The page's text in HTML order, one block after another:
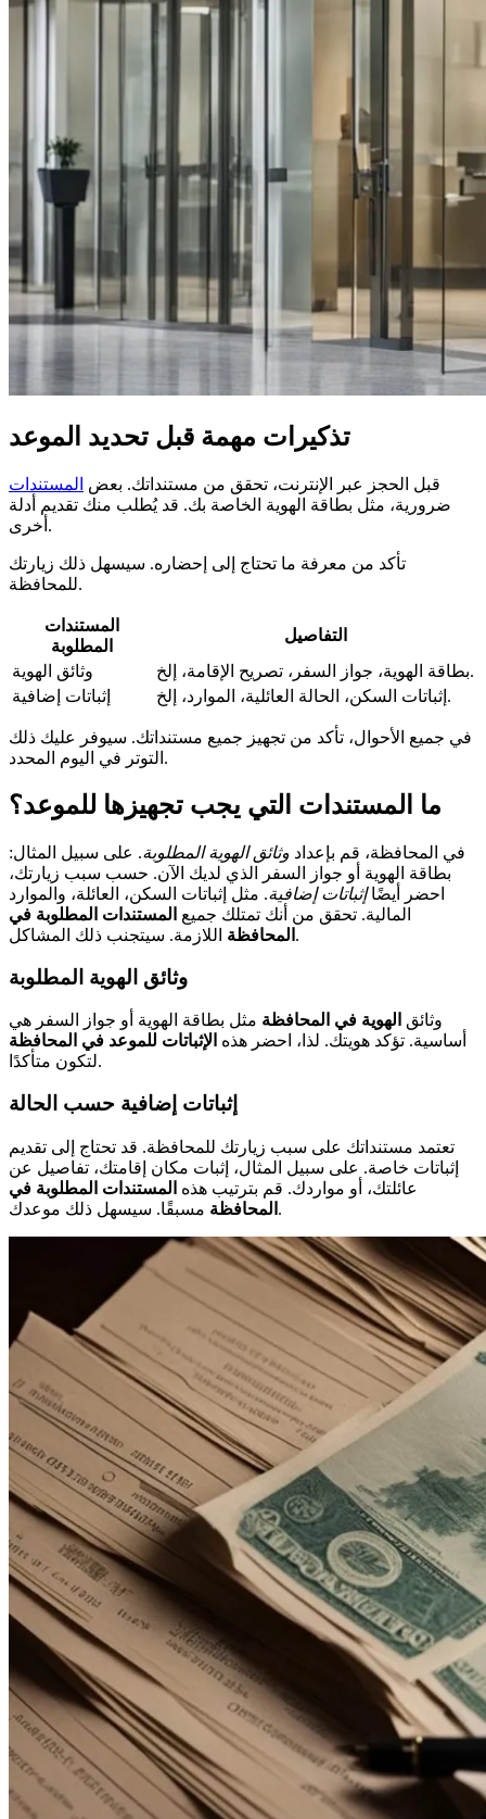
تذكيرات مهمة قبل تحديد الموعد
قبل الحجز عبر الإنترنت، تحقق من مستنداتك. بعض المستندات
ضرورية، مثل بطاقة الهوية الخاصة بك. قد يُطلب منك تقديم أدلة
أخرى.
تأكد من معرفة ما تحتاج إلى إحضاره. سيسهل ذلك زيارتك
للمحافظة.
المستندات
المطلوبة
التفاصيل
وثائق الهوية
بطاقة الهوية، جواز السفر، تصريح الإقامة، إلخ.
إثباتات إضافية
إثباتات السكن، الحالة العائلية، الموارد، إلخ.
في جميع الأحوال، تأكد من تجهيز جميع مستنداتك. سيوفر عليك ذلك
التوتر في اليوم المحدد.
ما المستندات التي يجب تجهيزها للموعد؟
في المحافظة، قم بإعداد وثائق الهوية المطلوبة. على سبيل المثال:
بطاقة الهوية أو جواز السفر الذي لديك الآن. حسب سبب زيارتك،
احضر أيضًاإثباتات إضافية. مثل إثباتات السكن، العائلة، والموارد
المالية. تحقق من أنك تمتلك جميع المستندات المطلوبة في
المحافظة اللازمة. سيتجنب ذلك المشاكل.
وثائق الهوية المطلوبة
وثائق الهوية في المحافظة مثل بطاقة الهوية أو جواز السفر هي
أساسية. تؤكد هويتك. لذا، احضر هذه الإثباتات للموعد في المحافظة
لتكون متأكدًا.
إثباتات إضافية حسب الحالة
تعتمد مستنداتك على سبب زيارتك للمحافظة. قد تحتاج إلى تقديم
إثباتات خاصة. على سبيل المثال، إثبات مكان إقامتك، تفاصيل عن
عائلتك، أو مواردك. قم بترتيب هذه المستندات المطلوبة في
المحافظة مسبقًا. سيسهل ذلك موعدك.